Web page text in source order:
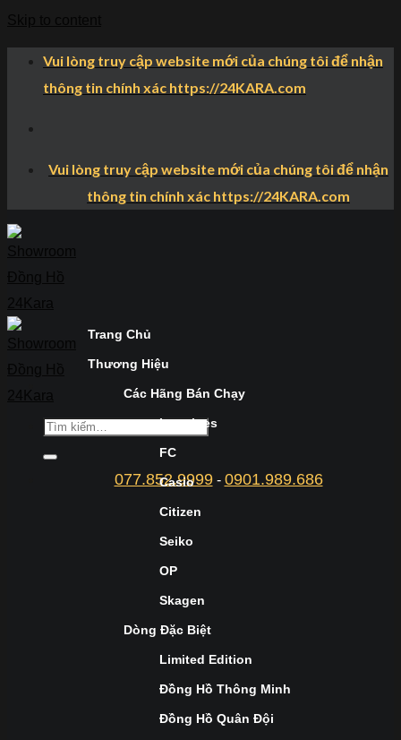
Vui lòng truy cập website mới của chúng tôi để nhận
thông tin chính xác https://24KARA.com
Vui lòng truy cập website mới của chúng tôi để nhận
thông tin chính xác https://24KARA.com
077.852.9999- 0901.989.686
Trang Chủ
Thương Hiệu
Các Hãng Bán Chạy
Longines
FC
Casio
Citizen
Seiko
OP
Skagen
Dòng Đặc Biệt
Limited Edition
Đồng Hồ Thông Minh
Đồng Hồ Quân Đội